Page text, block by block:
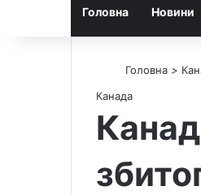
Головна Новини
Головна >
Канада